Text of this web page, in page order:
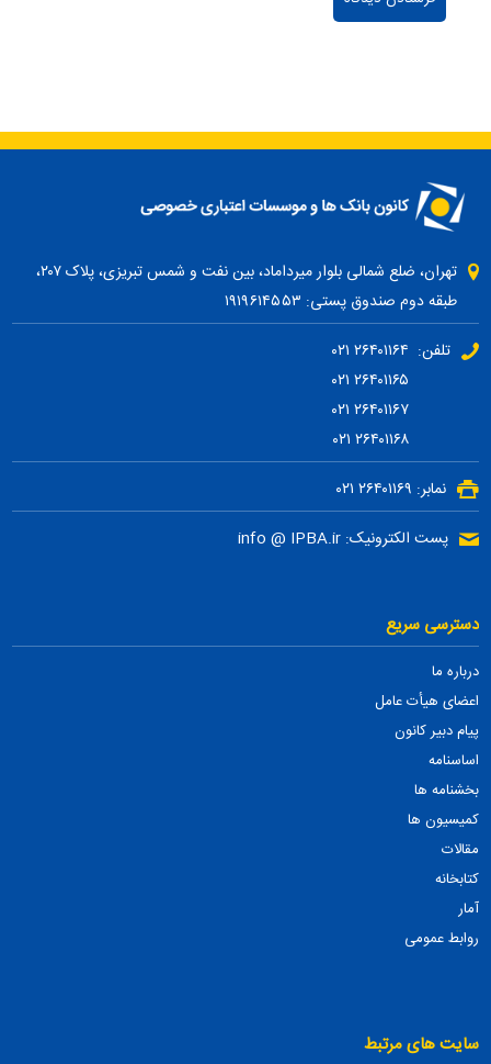
تهران، ضلع شمالی بلوار میرداماد، بین نفت و شمس تبریزی، پلاک ۲۰۷،
طبقه دوم صندوق پستی: ۱۹۱۹۶۱۴۵۵۳
تلفن: ۲۶۴۰۱۱۶۴ ۰۲۱
۲۶۴۰۱۱۶۷ ۰۲۱
۲۶۴۰۱۱۶۸ ۰۲۱
نمابر: ۲۶۴۰۱۱۶۹ ۰۲۱
پست الکترونیک: info @ IPBA.ir
دسترسی سریع
درباره ما
اعضای هیأت عامل
پیام دبیر کانون
اساسنامه
بخشنامه ها
کمیسیون ها
مقالات
کتابخانه
آمار
روابط عمومی
سایت های مرتبط